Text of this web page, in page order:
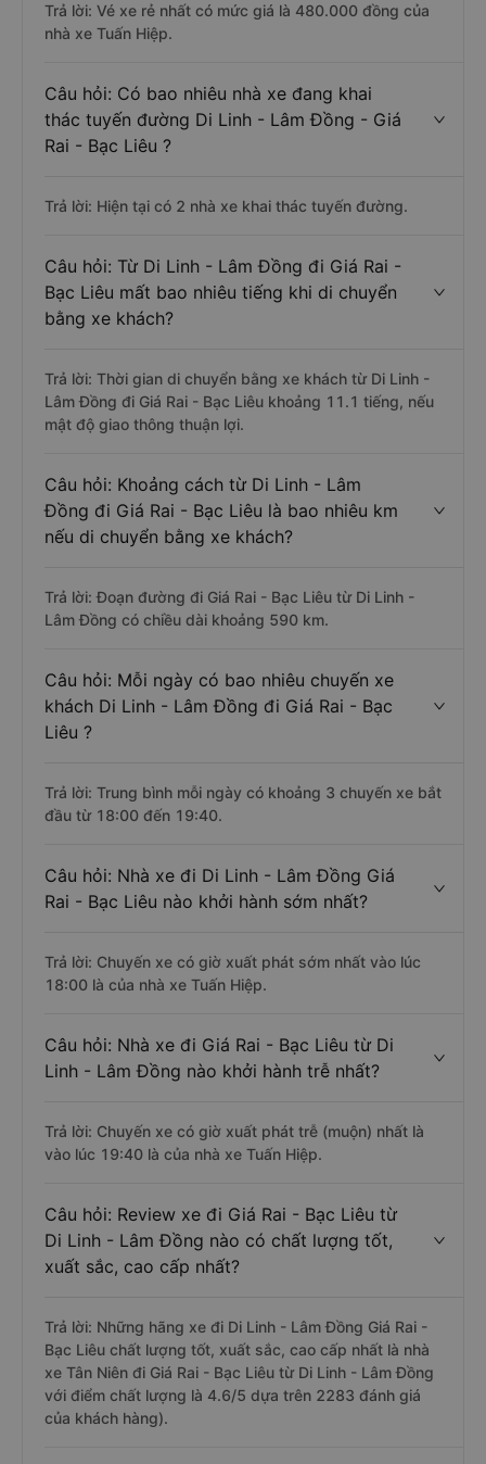
Trả lời: Vé xe rẻ nhất có mức giá là 480.000 đồng của
nhà xe Tuấn Hiệp.
Câu hỏi: Có bao nhiêu nhà xe đang khai
thác tuyến đường Di Linh - Lâm Đồng - Giá
Rai - Bạc Liêu ?
Trả lời: Hiện tại có 2 nhà xe khai thác tuyến đường.
Câu hỏi: Từ Di Linh - Lâm Đồng đi Giá Rai -
Bạc Liêu mất bao nhiêu tiếng khi di chuyển
bằng xe khách?
Trả lời: Thời gian di chuyển bằng xe khách từ Di Linh -
Lâm Đồng đi Giá Rai - Bạc Liêu khoảng 11.1 tiếng, nếu
mật độ giao thông thuận lợi.
Câu hỏi: Khoảng cách từ Di Linh - Lâm
Đồng đi Giá Rai - Bạc Liêu là bao nhiêu km
nếu di chuyển bằng xe khách?
Trả lời: Đoạn đường đi Giá Rai - Bạc Liêu từ Di Linh -
Lâm Đồng có chiều dài khoảng 590 km.
Câu hỏi: Mỗi ngày có bao nhiêu chuyến xe
khách Di Linh - Lâm Đồng đi Giá Rai - Bạc
Liêu ?
Trả lời: Trung bình mỗi ngày có khoảng 3 chuyến xe bắt
đầu từ 18:00 đến 19:40.
Câu hỏi: Nhà xe đi Di Linh - Lâm Đồng Giá
Rai - Bạc Liêu nào khởi hành sớm nhất?
Trả lời: Chuyến xe có giờ xuất phát sớm nhất vào lúc
18:00 là của nhà xe Tuấn Hiệp.
Câu hỏi: Nhà xe đi Giá Rai - Bạc Liêu từ Di
Linh - Lâm Đồng nào khởi hành trễ nhất?
Trả lời: Chuyến xe có giờ xuất phát trễ (muộn) nhất là
vào lúc 19:40 là của nhà xe Tuấn Hiệp.
Câu hỏi: Review xe đi Giá Rai - Bạc Liêu từ
Di Linh - Lâm Đồng nào có chất lượng tốt,
xuất sắc, cao cấp nhất?
Trả lời: Những hãng xe đi Di Linh - Lâm Đồng Giá Rai -
Bạc Liêu chất lượng tốt, xuất sắc, cao cấp nhất là nhà
xe Tân Niên đi Giá Rai - Bạc Liêu từ Di Linh - Lâm Đồng
với điểm chất lượng là 4.6/5 dựa trên 2283 đánh giá
của khách hàng).